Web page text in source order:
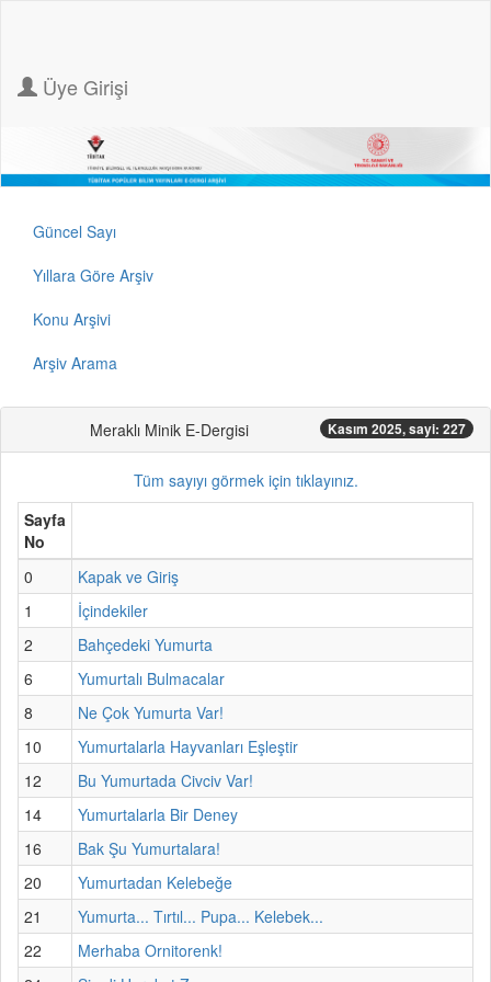
Üye Girişi
Güncel Sayı
Yıllara Göre Arşiv
Konu Arşivi
Arşiv Arama
Meraklı Minik E-Dergisi Kasım 2025, sayi: 227
Tüm sayıyı görmek için tıklayınız.
Sayfa
No
0
Kapak ve Giriş
1
İçindekiler
2
Bahçedeki Yumurta
6
Yumurtalı Bulmacalar
8
Ne Çok Yumurta Var!
10
Yumurtalarla Hayvanları Eşleştir
12
Bu Yumurtada Civciv Var!
14
Yumurtalarla Bir Deney
16
Bak Şu Yumurtalara!
20
Yumurtadan Kelebeğe
21
Yumurta... Tırtıl... Pupa... Kelebek...
22
Merhaba Ornitorenk!